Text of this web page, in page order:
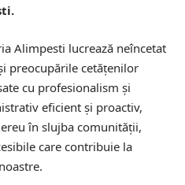
Alimpesti lucrează neîncetat
preocupările cetățenilor
cu profesionalism și
eficient și proactiv,
în slujba comunității,
care contribuie la